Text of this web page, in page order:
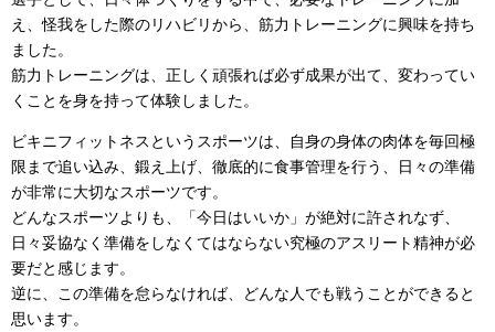
え、怪我をした際のリハビリから、筋力トレーニングに興味を持ち
ました。
筋力トレーニングは、正しく頑張れば必ず成果が出て、変わってい
くことを身を持って体験しました。
ビキニフィットネスというスポーツは、自身の身体の肉体を毎回極
限まで追い込み、鍛え上げ、徹底的に食事管理を行う、日々の準備
が非常に大切なスポーツです。
どんなスポーツよりも、「今日はいいか」が絶対に許されなず、
日々妥協なく準備をしなくてはならない究極のアスリート精神が必
要だと感じます。
逆に、この準備を怠らなければ、どんな人でも戦うことができると
思います。